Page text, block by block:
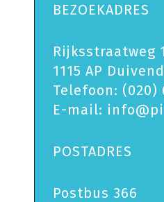
BEZOEKADRES
Rijksstraatweg
1115 AP
Telefoon: (020)
E-mail:
POSTADRES
Postbus 366